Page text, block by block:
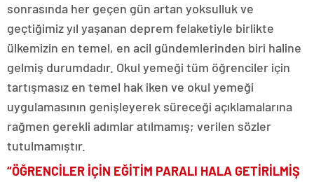
sonrasında her geçen gün artan yoksulluk ve
geçtiğimiz yıl yaşanan deprem felaketiyle birlikte
ülkemizin en temel, en acil gündemlerinden biri haline
gelmiş durumdadır. Okul yemeği tüm öğrenciler için
tartışmasız en temel hak iken ve okul yemeği
uygulamasının genişleyerek süreceği açıklamalarına
rağmen gerekli adımlar atılmamış; verilen sözler
tutulmamıştır.
“ÖĞRENCİLER İÇİN EĞİTİM PARALI HALA GETİRİLMİŞ